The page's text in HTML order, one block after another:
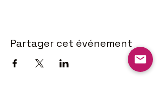
Partager cet événement